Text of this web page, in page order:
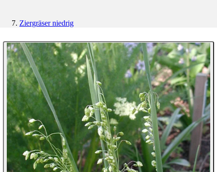
Ziergräser niedrig